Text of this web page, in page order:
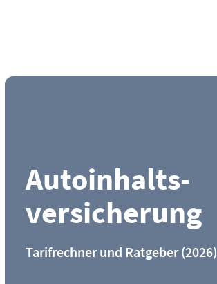
Autoinhalts­
versicherung
Tarifrechner und Ratgeber (2026)